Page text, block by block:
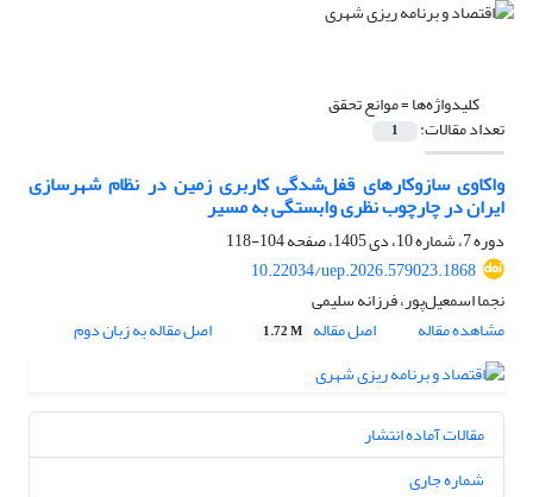
کلیدواژه‌ها =موانع ‌تحقق
تعداد مقالات: 1
واکاوی سازوکارهای قفل‌شدگی‏ کاربری‏ زمین در نظام شهرسازی
ایران در چارچوب نظری وابستگی ‏به ‏مسیر
دوره 7، شماره 10، دی 1405، صفحه
104-118
10.22034/uep.2026.579023.1868
نجما اسمعیل‌‏پور، فرزانه سلیمی
مشاهده مقاله
اصل مقاله 1.72 M اصل مقاله به زبان دوم
مقالات آماده انتشار
شماره جاری